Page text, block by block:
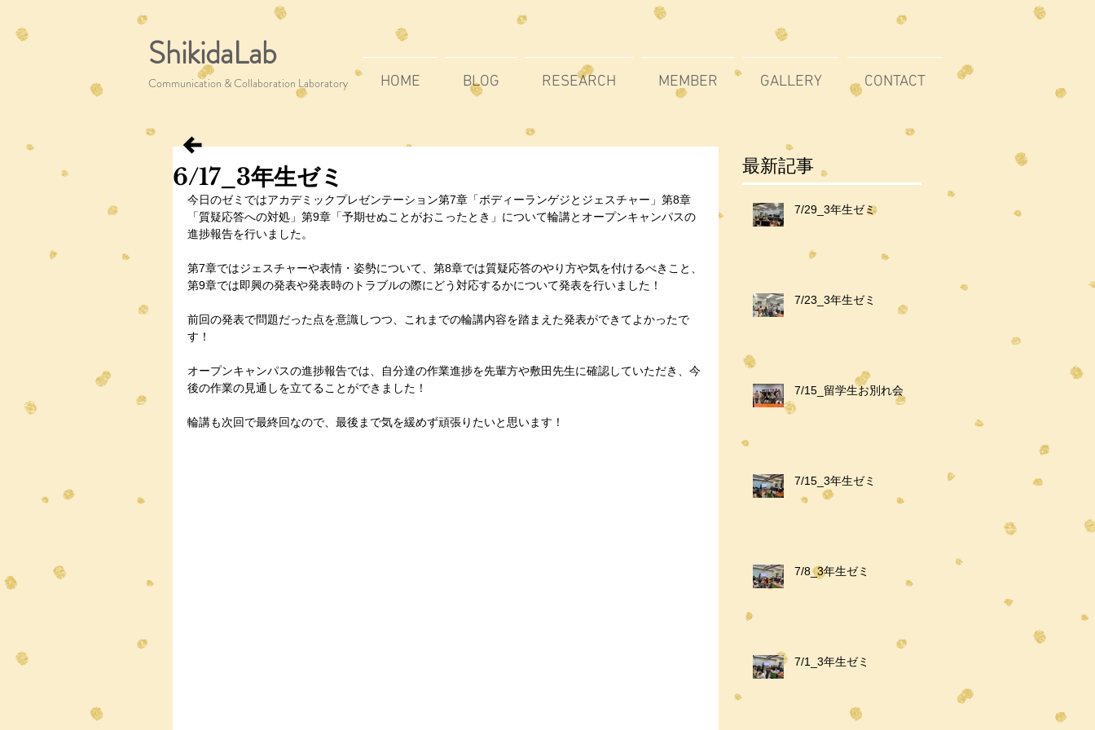
ShikidaLab
Communication & Collaboration Laboratory HOME BLOG RESEARCH MEMBER GALLERY CONTACT
6/17_3年生ゼミ
今日のゼミではアカデミックプレゼンテーション第7章「ボディーランゲジとジェスチャー」第8章
「質疑応答への対処」第9章「予期せぬことがおこったとき」について輪講とオープンキャンパスの
進捗報告を行いました。
第7章ではジェスチャーや表情・姿勢について、第8章では質疑応答のやり方や気を付けるべきこと、
第9章では即興の発表や発表時のトラブルの際にどう対応するかについて発表を行いました！
前回の発表で問題だった点を意識しつつ、これまでの輪講内容を踏まえた発表ができてよかったで
す！
オープンキャンパスの進捗報告では、自分達の作業進捗を先輩方や敷田先生に確認していただき、今
後の作業の見通しを立てることができました！
輪講も次回で最終回なので、最後まで気を緩めず頑張りたいと思います！
最新記事
7/29_3年生ゼミ
7/23_3年生ゼミ
7/15_留学生お別れ会
7/15_3年生ゼミ
7/8_3年生ゼミ
7/1_3年生ゼミ